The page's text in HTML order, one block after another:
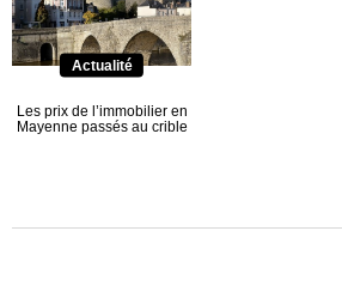
Actualité
Les prix de l’immobilier en
Mayenne passés au crible